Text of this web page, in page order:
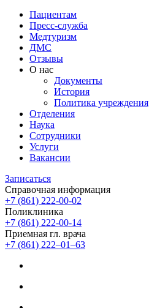
Пациентам
Пресс-служба
Медтуризм
ДМС
Отзывы
О нас
Документы
История
Политика учреждения
Отделения
Наука
Сотрудники
Услуги
Вакансии
Записаться
Справочная информация
+7 (861) 222-00-02
Поликлиника
+7 (861) 222-00-14
Приемная гл. врача
+7 (861) 222‒01‒63